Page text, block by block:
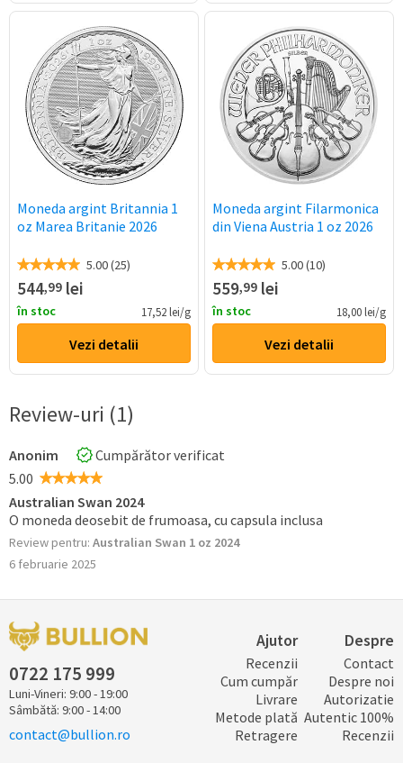
Moneda argint Britannia 1
oz Marea Britanie 2026
5.00 (25)
544,99 lei
în stoc 17,52 lei/g
Vezi detalii
Moneda argint Filarmonica
din Viena Austria 1 oz 2026
5.00 (10)
559,99lei
în stoc 18,00 lei/g
Vezi detalii
Review-uri (1)
Anonim
Cumpărător verificat
5.00
Australian Swan 2024
O moneda deosebit de frumoasa, cu capsula inclusa
Review pentru: Australian Swan 1 oz 2024
6 februarie 2025
0722 ​​​175 ​999
Luni-Vineri: 9:00 - 19:00
Sâmbătă: 9:00 - 14:00
contact@bullion.ro
Ajutor
Recenzii
Cum cumpăr
Livrare
Metode plată
Retragere
Despre
Contact
Despre noi
Autorizatie
Autentic 100%
Recenzii